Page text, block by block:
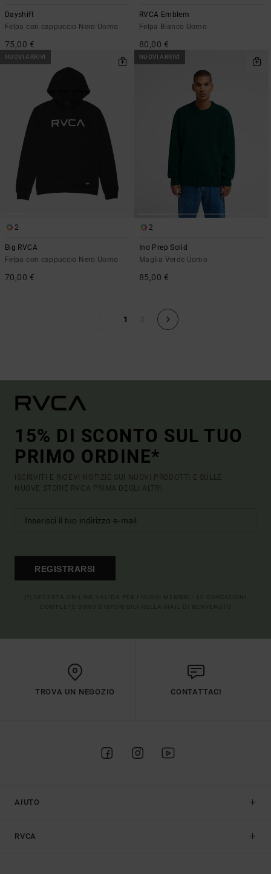
Dayshift
Felpa con cappuccio Nero Uomo
75,00 €
RVCA Emblem
Felpa Bianco Uomo
80,00 €
NUOVI ARRIVI
2
Big RVCA
Felpa con cappuccio Nero Uomo
70,00 €
NUOVI ARRIVI
2
Ino Prep Solid
Maglia Verde Uomo
85,00 €
1
15% DI SCONTO SUL TUO
PRIMO ORDINE*
ISCRIVITI E RICEVI NOTIZIE SUI NUOVI PRODOTTI E SULLE
NUOVE STORIE RVCA PRIMA DEGLI ALTRI.
REGISTRARSI
TROVA UN NEGOZIO CONTATTACI
AIUTO
RVCA